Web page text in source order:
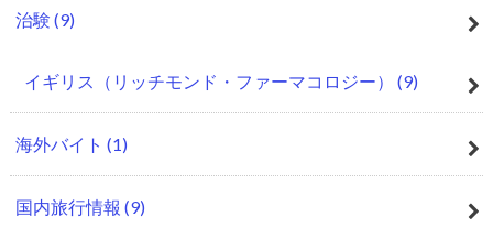
治験 (9)
イギリス（リッチモンド・ファーマコロジー） (9)
海外バイト (1)
国内旅行情報 (9)